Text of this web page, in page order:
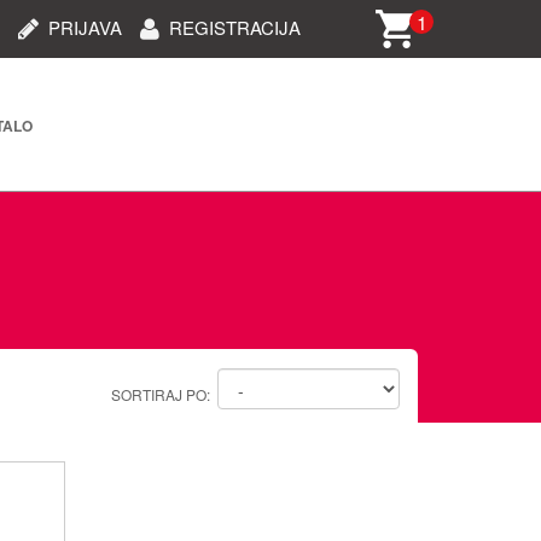
REGISTRACIJA
PRIJAVA 1
SORTIRAJ PO: